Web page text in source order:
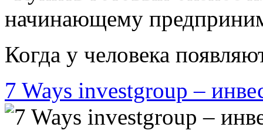
Когда у человека
7 Ways investgroup –